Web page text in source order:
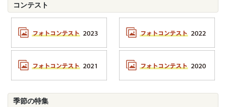
コンテスト
季節の特集